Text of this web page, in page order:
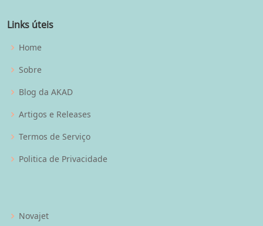
Links úteis
Home
Sobre
Blog da AKAD
Artigos e Releases
Termos de Serviço
Politica de Privacidade
Novajet